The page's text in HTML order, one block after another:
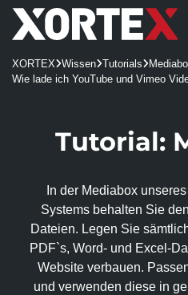
Leistungen
Leistungen
UX/UI-Design
KI-Integration
Generative Engine
Model Context Protocol
Entwicklung &
Skalierbare
Content-Management &
Software
CMS
TYPO3
WordPress
REDX-Onlineshop
Magento
Rasch zum Onlineshop
Intelligente Suche
REDX Bewerbermanagement
App-Entwicklung
Referenzen
REDX Websites & Onlineshops
Apps
Region Rohrbach
Alle Referenzen
Benefits
Karriere
Bewerbung
Dein Start bei uns
Studieren & Arbeiten bei
Webagentur
100% made in Mühlviertel
Interessantes
Nachhaltigkeit
Kontakt

XORTEXWissenTutorials
Wie lade ich YouTube und Vimeo
Tutorial:
In der Mediabox
Systems behalten Sie
Dateien. Legen Sie
PDF`s, Word- und Excel-
Website verbauen.
und ver­wenden diese in